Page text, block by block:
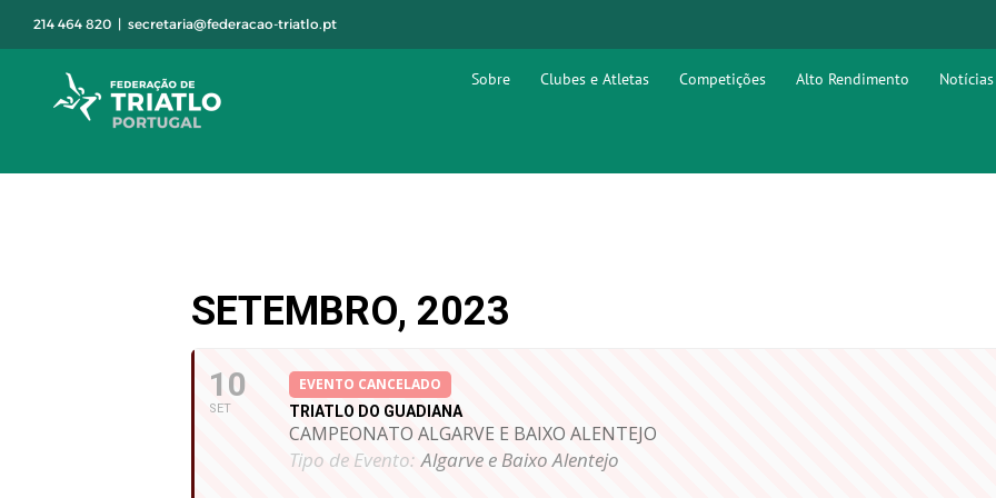
214 464 820 | secretaria@federacao-triatlo.pt
Sobre Clubes e Atletas Competições Alto Rendimento
SETEMBRO, 2023
10
SET
EVENTO CANCELADO
TRIATLO DO GUADIANA
CAMPEONATO ALGARVE E BAIXO ALENTEJO
Tipo de Evento: Algarve e Baixo Alentejo